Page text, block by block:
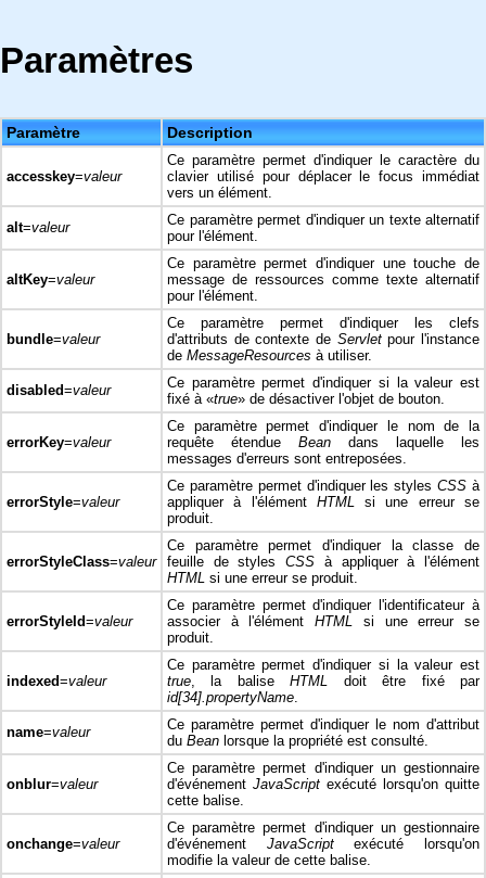
Paramètres
Paramètre Description
accesskey=valeur
Ce paramètre permet d'indiquer le caractère du
clavier utilisé pour déplacer le focus immédiat
vers un élément.
alt=valeur
Ce paramètre permet d'indiquer un texte alternatif
pour l'élément.
altKey=valeur
Ce paramètre permet d'indiquer une touche de
message de ressources comme texte alternatif
pour l'élément.
bundle=valeur
Ce paramètre permet d'indiquer les clefs
d'attributs de contexte de Servletpour l'instance
de MessageResources à utiliser.
disabled=valeur
Ce paramètre permet d'indiquer si la valeur est
fixé à «true» de désactiver l'objet de bouton.
errorKey=valeur
Ce paramètre permet d'indiquer le nom de la
requête étendue Bean dans laquelle les
messages d'erreurs sont entreposées.
errorStyle=valeur
Ce paramètre permet d'indiquer les stylesCSS à
appliquer à l'élément HTMLsi une erreur se
produit.
errorStyleClass=valeur
Ce paramètre permet d'indiquer la classe de
feuille de stylesCSS à appliquer à l'élément
HTML si une erreur se produit.
errorStyleId=valeur
Ce paramètre permet d'indiquer l'identificateur à
associer à l'élémentHTML si une erreur se
produit.
indexed=valeur
Ce paramètre permet d'indiquer si la valeur est
true, la baliseHTML doit être fixé par
id[34].propertyName.
name=valeur
Ce paramètre permet d'indiquer le nom d'attribut
du Bean lorsque la propriété est consulté.
onblur=valeur
Ce paramètre permet d'indiquer un gestionnaire
d'événement JavaScript exécuté lorsqu'on quitte
cette balise.
onchange=valeur
Ce paramètre permet d'indiquer un gestionnaire
d'événement JavaScriptexécuté lorsqu'on
modifie la valeur de cette balise.